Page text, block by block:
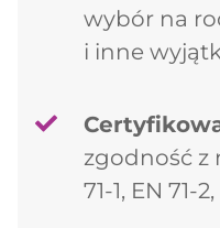
wybór na
i inne
zgodność z
71-1, EN 71-